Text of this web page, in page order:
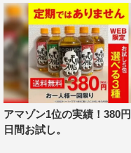
放送では、7人がダン
現の高みを目指す姿に
Travis Japanは、精度
グループ。そんな彼ら
NINJAPAN 2020」は
即完売という快挙を成
アマゾン1位の実績！380
日間お試し。